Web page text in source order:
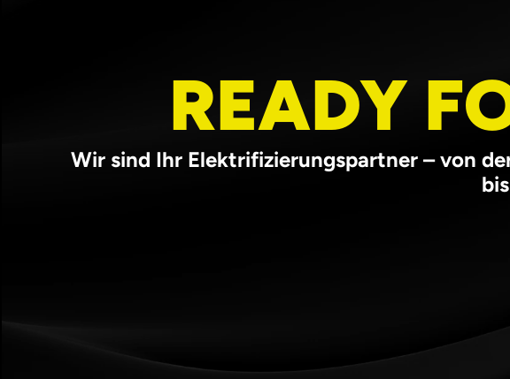
READY
Wir sind Ihr Elektrifizierungspartner – von